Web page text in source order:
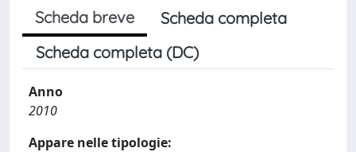
Scheda breve
Scheda completa
Scheda completa (DC)
Anno
2010
Appare nelle tipologie: